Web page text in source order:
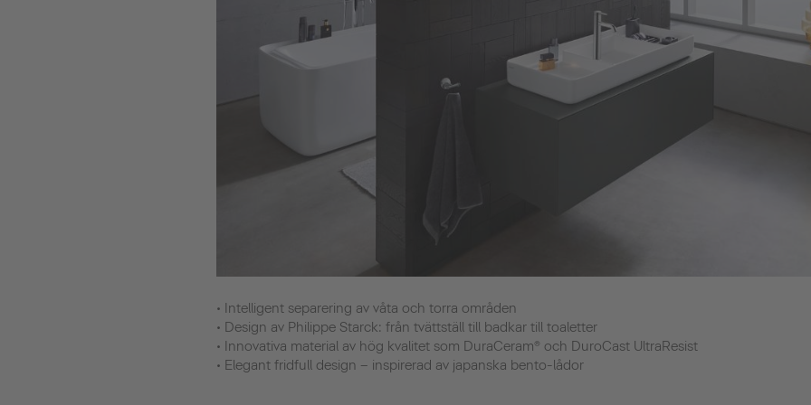
• Intelligent separering av våta och torra områden
• Design av Philippe Starck: från tvättställ till badkar till toaletter
• Innovativa material av hög kvalitet som DuraCeram® och DuroCast UltraResist
• Elegant fridfull design – inspirerad av japanska bento-lådor